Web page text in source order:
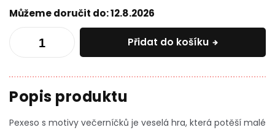
Můžeme doručit do:12.8.2026
Přidat do košíku
Pexeso s motivy večerníčků je veselá hra, která potěší malé